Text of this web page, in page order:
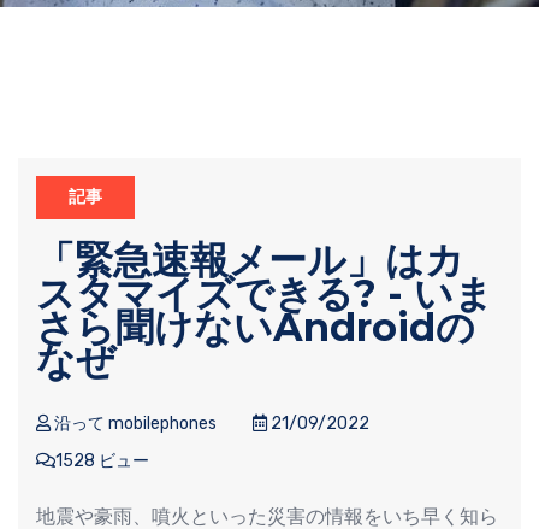
記事
「緊急速報メール」はカ
スタマイズできる? - いま
さら聞けないAndroidの
なぜ
沿って mobilephones
21/09/2022
1528 ビュー
地震や豪雨、噴火といった災害の情報をいち早く知ら